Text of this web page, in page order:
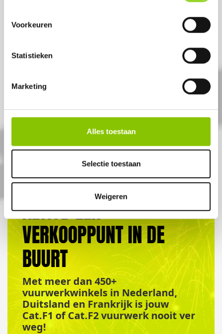
Voorkeuren
Statistieken
Marketing
Alles toestaan
Selectie toestaan
Weigeren
AANSTEEKLONT 3 STUKS
Artikelnummer: 1030
€ 0,99
ALTIJD EEN
VERKOOPPUNT IN DE
BUURT
Met meer dan 450+
vuurwerkwinkels in Nederland,
Duitsland en Frankrijk is jouw
Cat.F1 of Cat.F2 vuurwerk nooit ver
weg!